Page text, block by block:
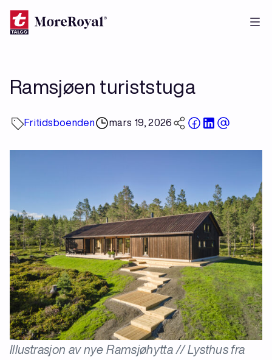
Hopp
Ramsjøen turiststuga
Fritidsboenden mars 19, 2026
Illustrasjon av nye Ramsjøhytta // Lysthus fra